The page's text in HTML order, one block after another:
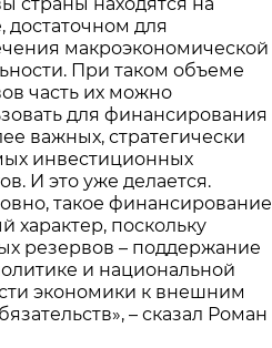
достаточном для
макроэкономической
При таком объеме
часть их можно
для финансирования
важных, стратегически
инвестиционных
И это уже делается.
такое финансирование
характер, поскольку
резервов – поддержание
и национальной
экономики к внешним
– сказал Роман